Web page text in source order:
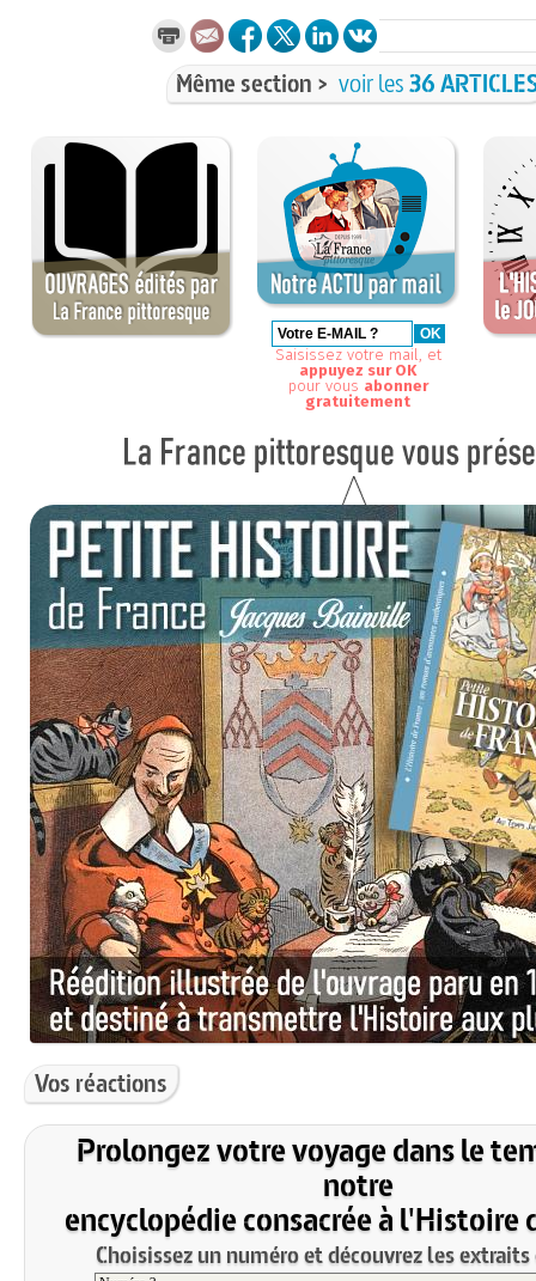
Même section > voir les36
Saisissez votre mail, et
appuyez sur OK
pour vous abonner
gratuitement
Vos réactions
Prolongez votre voyage dans le
notre
encyclopédie consacrée à l'Histoire
Choisissez un numéro et découvrez les